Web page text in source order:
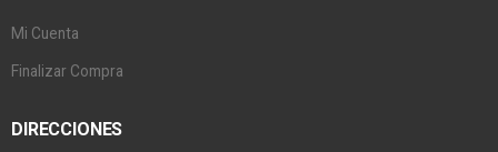
Mi Cuenta
Finalizar Compra
DIRECCIONES